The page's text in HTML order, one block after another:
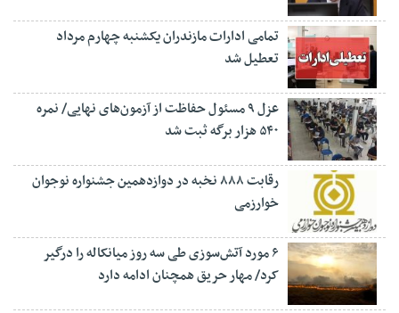
تمامی ادارات مازندران یکشنبه چهارم مرداد
تعطیل شد
عزل ۹ مسئول حفاظت از آزمون‌های نهایی/ نمره
۵۴۰ هزار برگه ثبت شد
رقابت ۸۸۸ نخبه در دوازدهمین جشنواره نوجوان
خوارزمی
۶ مورد آتش‌سوزی طی سه روز میانکاله را درگیر
کرد/ مهار حریق همچنان ادامه دارد